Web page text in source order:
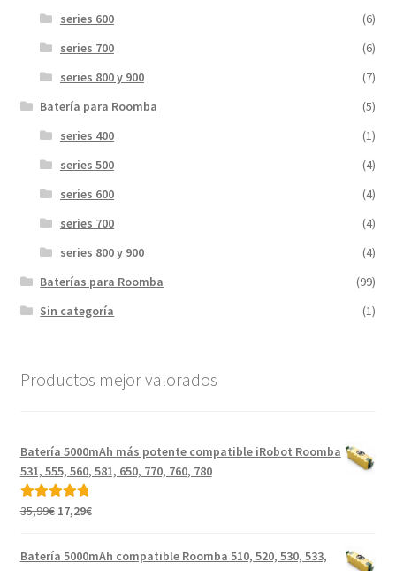
series 600
(6)
series 700
(6)
series 800 y 900
(7)
Batería para Roomba
(5)
series 400
(1)
series 500
(4)
series 600
(4)
series 700
(4)
series 800 y 900
(4)
Baterías para Roomba
(99)
Sin categoría
(1)
Productos mejor valorados
Batería 5000mAh más potente compatible iRobot Roomba
531, 555, 560, 581, 650, 770, 760, 780
Valorado con
35,99€ El
original
17,29€El
actual
Batería 5000mAh compatible Roomba 510, 520, 530, 533,